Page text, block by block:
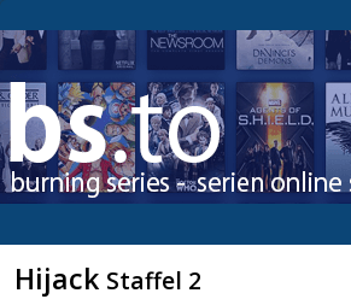
Hijack Staffel 2